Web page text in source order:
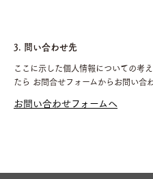
3. 問い合わせ先
ここに示した個人情報についての考
たら お問合せフォームからお問い合
お問い合わせフォームへ